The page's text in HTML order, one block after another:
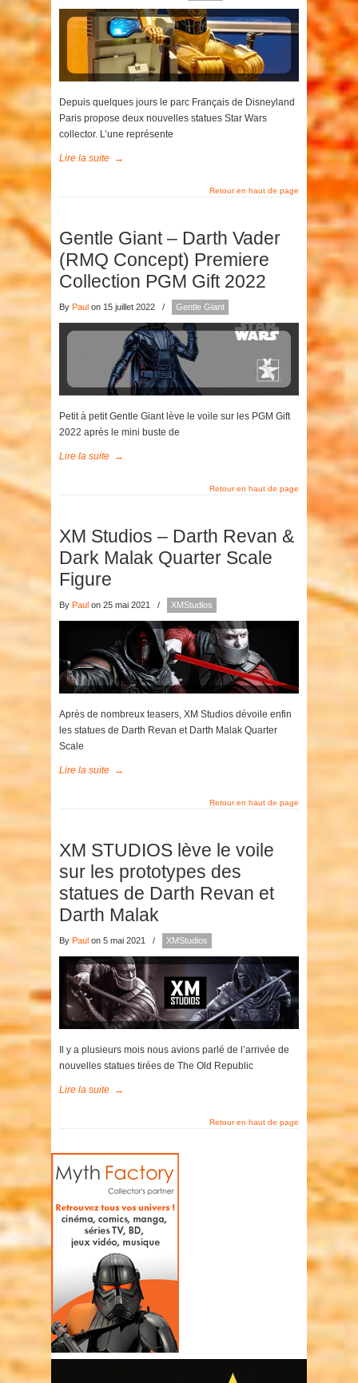
Depuis quelques jours le parc Français de Disneyland
Paris propose deux nouvelles statues Star Wars
collector. L’une représente
Lire la suite →
Retour en haut de page
Gentle Giant – Darth Vader
(RMQ Concept) Premiere
Collection PGM Gift 2022
By Paul on 15 juillet 2022 / Gentle Giant
Petit à petit Gentle Giant lève le voile sur les PGM Gift
2022 après le mini buste de
Lire la suite →
Retour en haut de page
XM Studios – Darth Revan &
Dark Malak Quarter Scale
Figure
By Paul on 25 mai 2021 / XMStudios
Après de nombreux teasers, XM Studios dévoile enfin
les statues de Darth Revan et Darth Malak Quarter
Scale
Lire la suite →
Retour en haut de page
XM STUDIOS lève le voile
sur les prototypes des
statues de Darth Revan et
Darth Malak
By Paul on 5 mai 2021 / XMStudios
Il y a plusieurs mois nous avions parlé de l’arrivée de
nouvelles statues tirées de The Old Republic
Lire la suite →
Retour en haut de page